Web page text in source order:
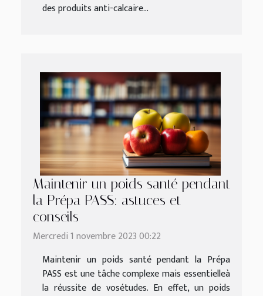
des produits anti-calcaire...
Maintenir un poids santé pendant
la Prépa PASS: astuces et
conseils
Mercredi 1 novembre 2023 00:22
Maintenir un poids santé pendant la Prépa
PASS est une tâche complexe mais essentielleà
la réussite de vosétudes. En effet, un poids